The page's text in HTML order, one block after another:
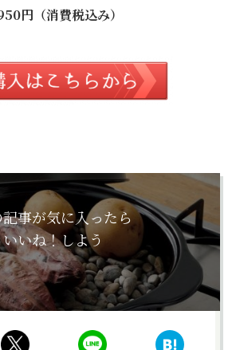
円（消費税込み）
記事が気に入ったら
いいね！しよう